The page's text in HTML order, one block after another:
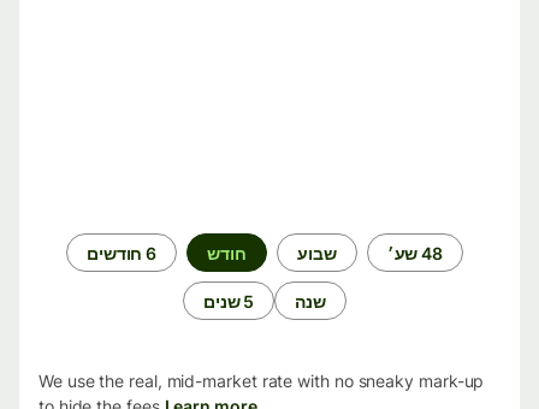
48 שע׳ שבוע חודש 6 חודשים
שנה 5 שנים
We use the real, mid-market rate with no sneaky mark-up